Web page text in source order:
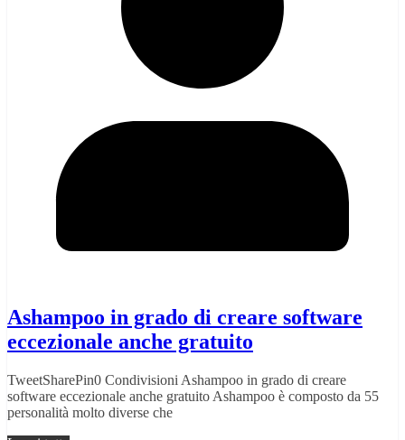
Ashampoo in grado di creare software
eccezionale anche gratuito
TweetSharePin0 Condivisioni Ashampoo in grado di creare
software eccezionale anche gratuito Ashampoo è composto da 55
personalità molto diverse che